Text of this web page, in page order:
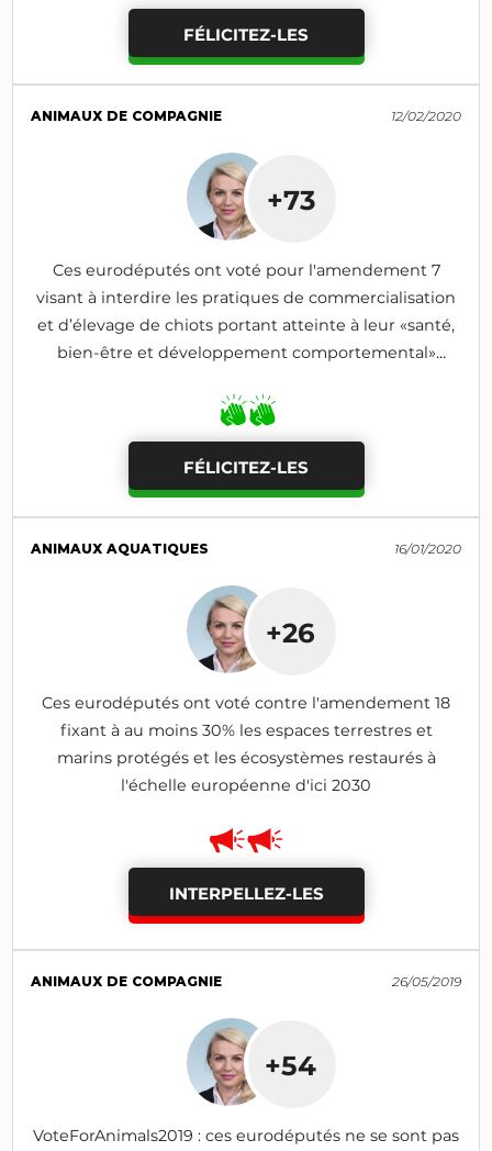
FÉLICITEZ-LES
ANIMAUX DE COMPAGNIE 12/02/2020
+73
Ces eurodéputés ont voté pour l'amendement 7
visant à interdire les pratiques de commercialisation
et d’élevage de chiots portant atteinte à leur «santé,
bien-être et développement comportemental»
FÉLICITEZ-LES
ANIMAUX AQUATIQUES 16/01/2020
+26
Ces eurodéputés ont voté contre l'amendement 18
fixant à au moins 30% les espaces terrestres et
marins protégés et les écosystèmes restaurés à
l'échelle européenne d'ici 2030
INTERPELLEZ-LES
ANIMAUX DE COMPAGNIE 26/05/2019
+54
VoteForAnimals2019 : ces eurodéputés ne se sont pas